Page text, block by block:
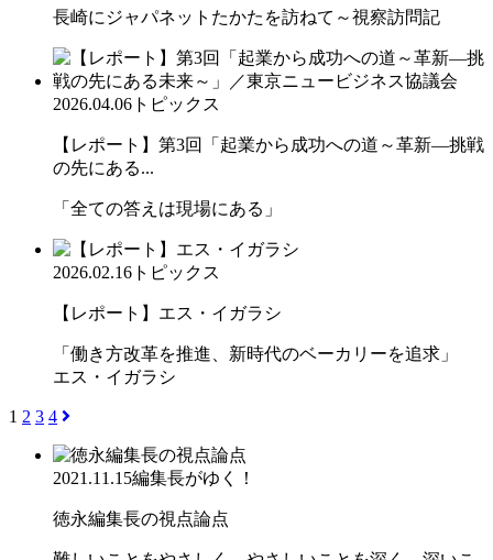
長崎にジャパネットたかたを訪ねて～視察訪問記
2026.04.06 トピックス
【レポート】第3回「起業から成功への道～革新―挑戦
の先にある...
「全ての答えは現場にある」
2026.02.16 トピックス
【レポート】エス・イガラシ
「働き方改革を推進、新時代のベーカリーを追求」
エス・イガラシ
1 2 3 4
2021.11.15編集長がゆく！
徳永編集長の視点論点